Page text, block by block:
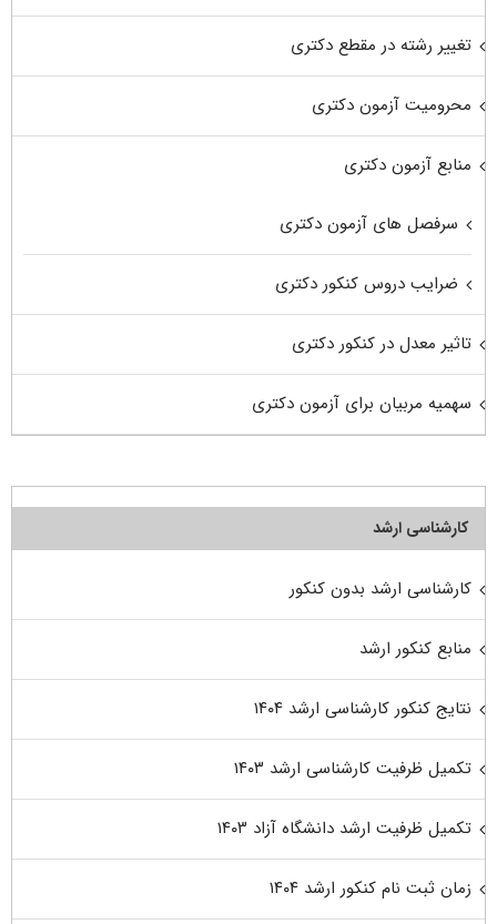
تغییر رشته در مقطع دکتری
محرومیت آزمون دکتری
منابع آزمون دکتری
سرفصل های آزمون دکتری
ضرایب دروس کنکور دکتری
تاثیر معدل در کنکور دکتری
سهمیه مربیان برای آزمون دکتری
کارشناسی ارشد
کارشناسی ارشد بدون کنکور
منابع کنکور ارشد
نتایج کنکور کارشناسی ارشد ۱۴۰۴
تکمیل ظرفیت کارشناسی ارشد ۱۴۰۳
تکمیل ظرفیت ارشد دانشگاه آزاد ۱۴۰۳
زمان ثبت نام کنکور ارشد ۱۴۰۴